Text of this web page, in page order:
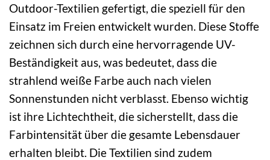
Outdoor-Textilien gefertigt, die speziell für den
Einsatz im Freien entwickelt wurden. Diese Stoffe
zeichnen sich durch eine hervorragende UV-
Beständigkeit aus, was bedeutet, dass die
strahlend weiße Farbe auch nach vielen
Sonnenstunden nicht verblasst. Ebenso wichtig
ist ihre Lichtechtheit, die sicherstellt, dass die
Farbintensität über die gesamte Lebensdauer
erhalten bleibt. Die Textilien sind zudem